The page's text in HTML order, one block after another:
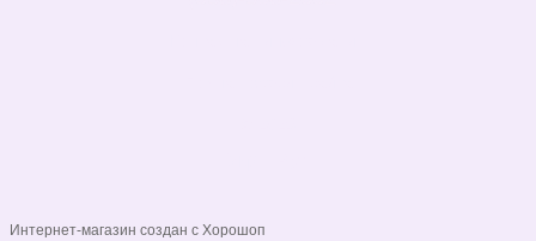
Интернет-магазин создан с Хорошоп